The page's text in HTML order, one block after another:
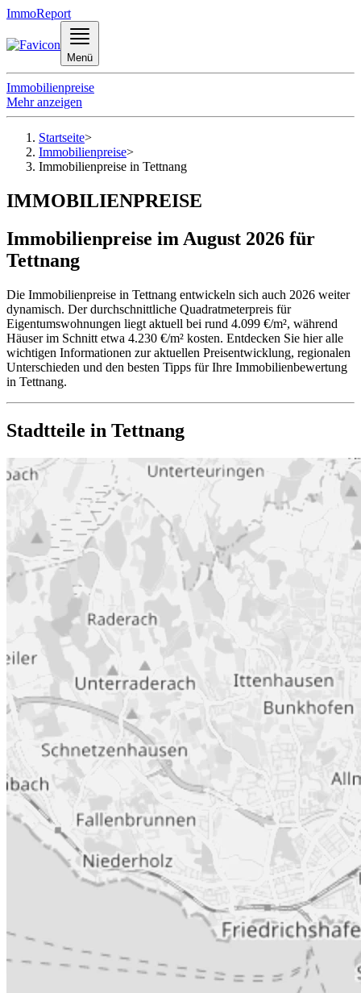
ImmoReport
Menü
Immobilienpreise
Mehr anzeigen
Startseite>
Immobilienpreise>
Immobilienpreise in Tettnang
IMMOBILIENPREISE
Immobilienpreise im August 2026 für
Tettnang
Die Immobilienpreise in Tettnang entwickeln sich auch 2026 weiter
dynamisch. Der durchschnittliche Quadratmeterpreis für
Eigentumswohnungen liegt aktuell bei rund 4.099 €/m², während
Häuser im Schnitt etwa 4.230 €/m² kosten. Entdecken Sie hier alle
wichtigen Informationen zur aktuellen Preisentwicklung, regionalen
Unterschieden und den besten Tipps für Ihre Immobilienbewertung
in Tettnang.
Stadtteile in Tettnang